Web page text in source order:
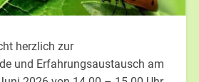
herzlich zur
und Erfahrungsaustausch am